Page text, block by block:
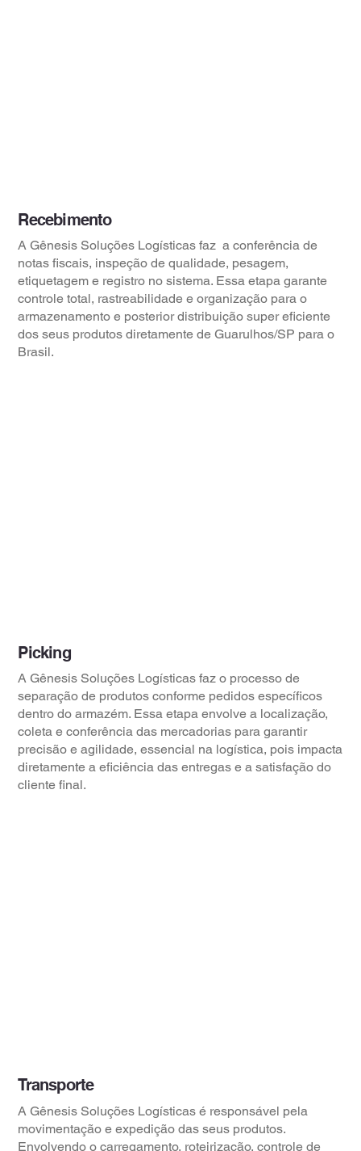
Recebimento
A Gênesis Soluções Logísticas faz a conferência de
notas fiscais, inspeção de qualidade, pesagem,
etiquetagem e registro no sistema. Essa etapa garante
controle total, rastreabilidade e organização para o
armazenamento e posterior distribuição super eficiente
dos seus produtos diretamente de Guarulhos/SP para o
Brasil.
Picking
A Gênesis Soluções Logísticas faz o processo de
separação de produtos conforme pedidos específicos
dentro do armazém. Essa etapa envolve a localização,
coleta e conferência das mercadorias para garantir
precisão e agilidade, essencial na logística, pois impacta
diretamente a eficiência das entregas e a satisfação do
cliente final.
Transporte
A Gênesis Soluções Logísticas é responsável pela
movimentação e expedição das seus produtos.
Envolvendo o carregamento, roteirização, controle de